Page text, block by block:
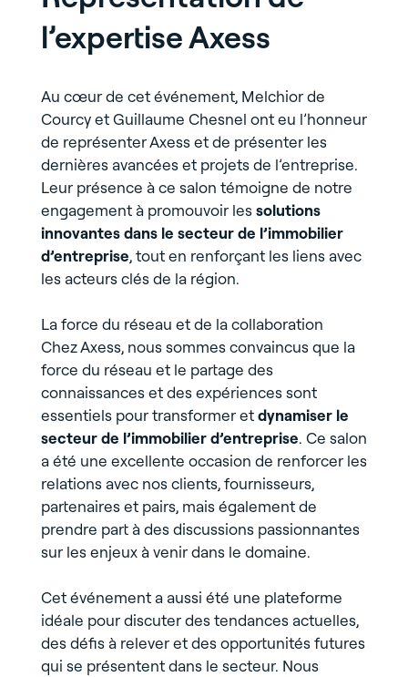
l’expertise Axess
Au cœur de cet événement, Melchior de
Courcy et Guillaume Chesnel ont eu l’honneur
de représenter Axess et de présenter les
dernières avancées et projets de l’entreprise.
Leur présence à ce salon témoigne de notre
engagement à promouvoir lessolutions
innovantes dans le secteur de l’immobilier
d’entreprise, tout en renforçant les liens avec
les acteurs clés de la région.
La force du réseau et de la collaboration
Chez Axess, nous sommes convaincus que la
force du réseau et le partage des
connaissances et des expériences sont
essentiels pour transformer etdynamiser le
secteur de l’immobilier d’entreprise. Ce salon
a été une excellente occasion de renforcer les
relations avec nos clients, fournisseurs,
partenaires et pairs, mais également de
prendre part à des discussions passionnantes
sur les enjeux à venir dans le domaine.
Cet événement a aussi été une plateforme
idéale pour discuter des tendances actuelles,
des défis à relever et des opportunités futures
qui se présentent dans le secteur. Nous